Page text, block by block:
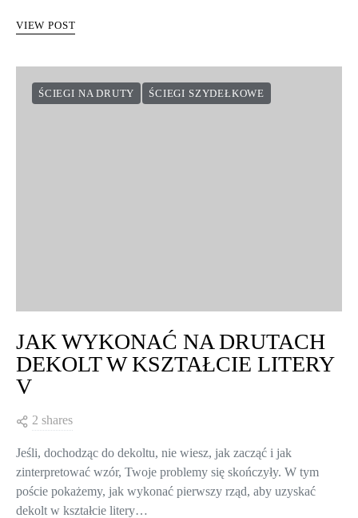
VIEW POST
ŚCIEGI NA DRUTY ŚCIEGI SZYDEŁKOWE
JAK WYKONAĆ NA DRUTACH
DEKOLT W KSZTAŁCIE LITERY
V
2 shares
Jeśli, dochodząc do dekoltu, nie wiesz, jak zacząć i jak
zinterpretować wzór, Twoje problemy się skończyły. W tym
poście pokażemy, jak wykonać pierwszy rząd, aby uzyskać
dekolt w kształcie litery…